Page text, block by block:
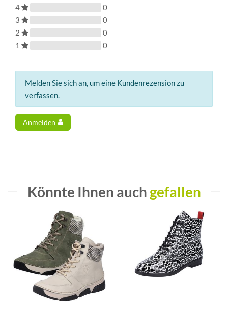
4
0
3
0
2
0
1
0
Melden Sie sich an, um eine Kundenrezension zu
verfassen.
Anmelden
Könnte Ihnen auch gefallen